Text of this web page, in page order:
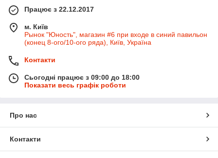
Працює з 22.12.2017
м. Київ
Рынок "Юность", магазин #6 при входе в синий павильон
(конец 8-ого/10-ого ряда), Київ, Україна
Контакти
Сьогодні працює з 09:00 до 18:00
Показати весь графік роботи
Про нас
Контакти